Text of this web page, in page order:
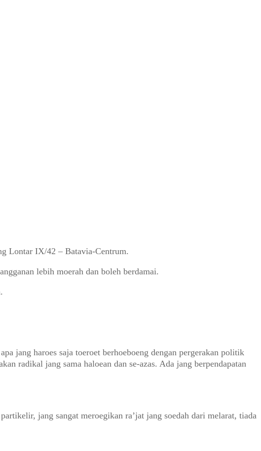
Lontar IX/42 – Batavia-Centrum.
lebih moerah dan boleh berdamai.
jang haroes saja toeroet berhoeboeng dengan pergerakan politik
radikal jang sama haloean dan se-azas. Ada jang berpendapatan
jang sangat meroegikan ra’jat jang soedah dari melarat, tiada